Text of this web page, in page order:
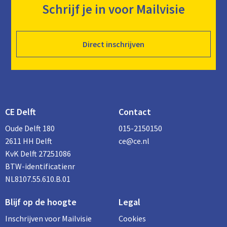
Schrijf je in voor Mailvisie
Direct inschrijven
CE Delft
Oude Delft 180
2611 HH Delft
KvK Delft 27251086
BTW-identificatienr
NL8107.55.610.B.01
Contact
015-2150150
ce@ce.nl
Blijf op de hoogte
Inschrijven voor Mailvisie
Legal
Cookies